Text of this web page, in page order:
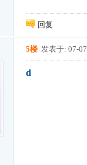
回复
5楼 发表于: 07-07
d